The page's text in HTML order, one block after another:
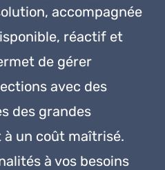
accompagnée
réactif et
de gérer
avec des
des grandes
un coût maîtrisé.
à vos besoins